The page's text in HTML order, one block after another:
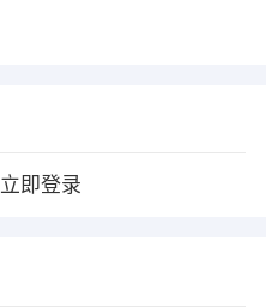
立即登录